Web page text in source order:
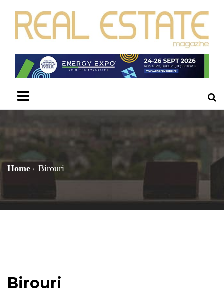
Home Birouri
Birouri